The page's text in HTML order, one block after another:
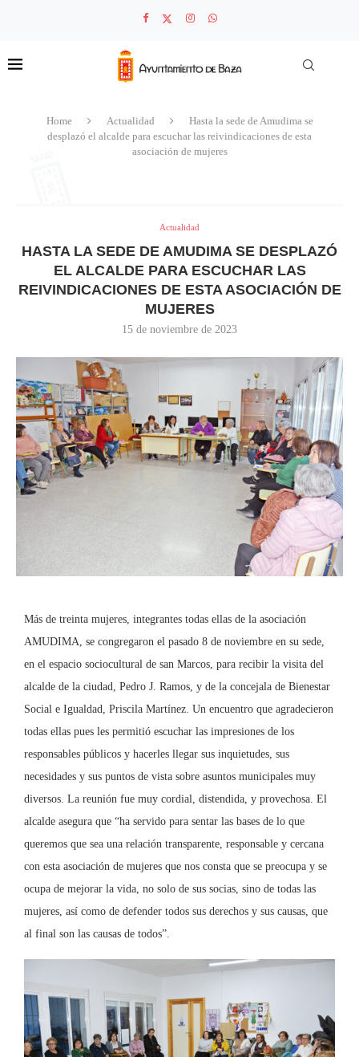
Home Actualidad
Hasta la sede de Amudima se
desplazó el alcalde para escuchar las reivindicaciones de esta
asociación de mujeres
Actualidad
HASTA LA SEDE DE AMUDIMA SE DESPLAZÓ
EL ALCALDE PARA ESCUCHAR LAS
REIVINDICACIONES DE ESTA ASOCIACIÓN DE
MUJERES
15 de noviembre de 2023
Más de treinta mujeres, integrantes todas ellas de la asociación
AMUDIMA, se congregaron el pasado 8 de noviembre en su sede,
en el espacio sociocultural de san Marcos, para recibir la visita del
alcalde de la ciudad, Pedro J. Ramos, y de la concejala de Bienestar
Social e Igualdad, Priscila Martínez. Un encuentro que agradecieron
todas ellas pues les permitió escuchar las impresiones de los
responsables públicos y hacerles llegar sus inquietudes, sus
necesidades y sus puntos de vista sobre asuntos municipales muy
diversos. La reunión fue muy cordial, distendida, y provechosa. El
alcalde asegura que “ha servido para sentar las bases de lo que
queremos que sea una relación transparente, responsable y cercana
con esta asociación de mujeres que nos consta que se preocupa y se
ocupa de mejorar la vida, no solo de sus socias, sino de todas las
mujeres, así como de defender todos sus derechos y sus causas, que
al final son las causas de todos”.